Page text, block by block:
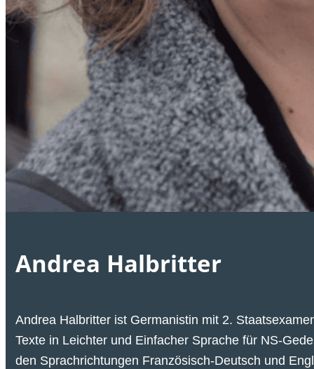
Andrea Halbritter
Andrea Halbritter ist Germanistin mit 2.
Texte in Leichter und Einfacher Sprache für NS-
den Sprachrichtungen Französisch-Deutsch und